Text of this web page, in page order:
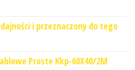
i przeznaczony do tego
Proste Kkp-60X40/2M